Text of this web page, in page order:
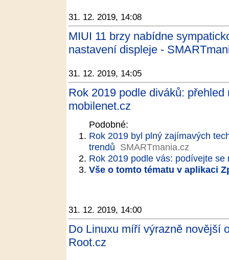
31. 12. 2019, 14:08
MIUI 11 brzy nabídne
nastavení displeje -
31. 12. 2019, 14:05
Rok 2019 podle diváků:
mobilenet.cz
Podobné:
Rok 2019 byl plný zajímavých
trendů SMARTmania.cz
Rok 2019 podle vás: podívejte
Vše o tomto tématu v aplikaci
31. 12. 2019, 14:00
Do Linuxu míří výrazně novější
Root.cz